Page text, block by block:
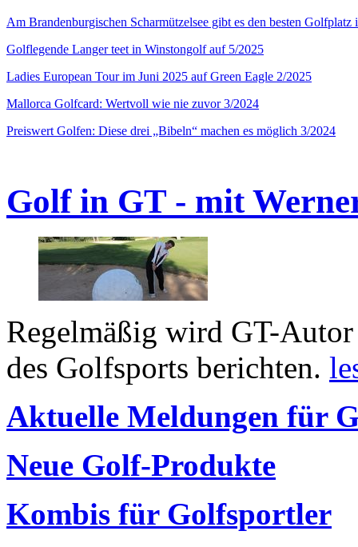
Am Brandenburgischen Scharmützelsee gibt es den besten
Golflegende Langer teet in Winstongolf auf 5/2025
Ladies European Tour im Juni 2025 auf Green Eagle 2/2025
Mallorca Golfcard: Wertvoll wie nie zuvor 3/2024
Preiswert Golfen: Diese drei „Bibeln“ machen es möglich 3/2024
Golf in GT - mit
Regelmäßig wird GT-
des Golfsports berichten.
Aktuelle Meldungen für
Neue Golf-Produkte
Kombis für Golfsportler